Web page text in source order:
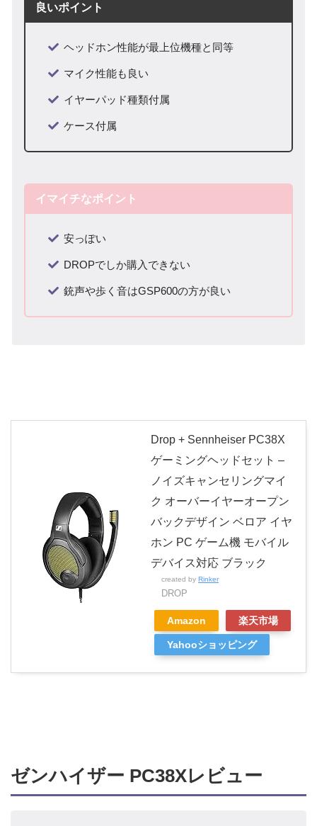
良いポイント
ヘッドホン性能が最上位機種と同等
マイク性能も良い
イヤーパッド種類付属
ケース付属
イマイチなポイント
安っぽい
DROPでしか購入できない
銃声や歩く音はGSP600の方が良い
Drop + Sennheiser PC38X
ゲーミングヘッドセット –
ノイズキャンセリングマイ
ク オーバーイヤーオープン
バックデザイン ベロア イヤ
ホン PC ゲーム機 モバイル
デバイス対応 ブラック
created by Rinker
DROP
Amazon 楽天市場
Yahooショッピング
ゼンハイザー PC38Xレビュー